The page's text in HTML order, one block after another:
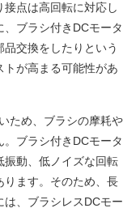
点は高回転に対応し
ブラシ付きDCモータ
交換をしたりという
トが高まる可能性があ
ため、ブラシの摩耗や
ブラシ付きDCモータ
振動、低ノイズな回転
ります。そのため、長
、ブラシレスDCモー